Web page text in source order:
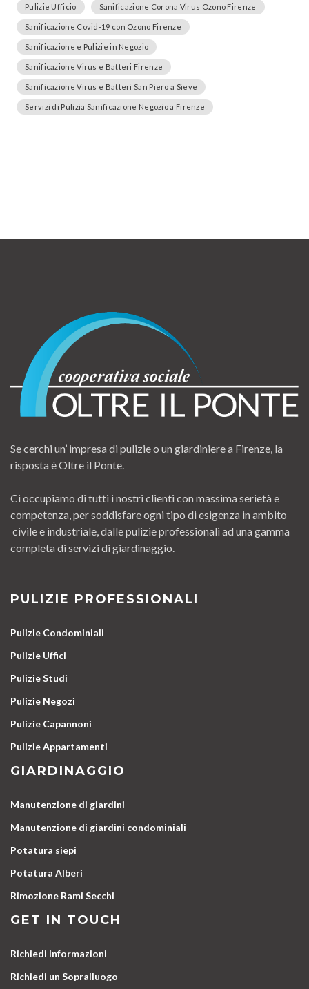
Pulizie Ufficio Sanificazione Corona Virus Ozono Firenze
Sanificazione Covid-19 con Ozono Firenze
Sanificazione e Pulizie in Negozio
Sanificazione Virus e Batteri Firenze
Sanificazione Virus e Batteri San Piero a Sieve
Servizi di Pulizia Sanificazione Negozio a Firenze
Se cerchi un’ impresa di pulizie o un giardiniere a Firenze, la
risposta è Oltre il Ponte.
Ci occupiamo di tutti i nostri clienti con massima serietà e
competenza, per soddisfare ogni tipo di esigenza in ambito
civile e industriale, dalle pulizie professionali ad una gamma
completa di servizi di giardinaggio.
PULIZIE PROFESSIONALI
Pulizie Condominiali
Pulizie Uffici
Pulizie Studi
Pulizie Negozi
Pulizie Capannoni
Pulizie Appartamenti
GIARDINAGGIO
Manutenzione di giardini
Manutenzione di giardini condominiali
Potatura siepi
Potatura Alberi
Rimozione Rami Secchi
GET IN TOUCH
Richiedi Informazioni
Richiedi un Sopralluogo